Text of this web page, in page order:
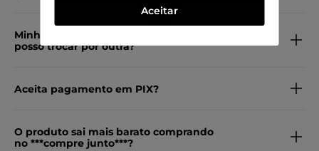
Aceitar
Minha peça veio com defeito, como
posso trocar por outra?
Aceita pagamento em PIX?
O produto sai mais barato comprando
no ***compre junto***?